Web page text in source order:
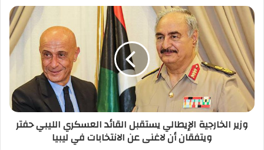
وزير الخارجية الإيطالي يستقبل القائد العسكري الليبي حفتر
ويتفقان أن لاغنى عن الانتخابات في ليبيا